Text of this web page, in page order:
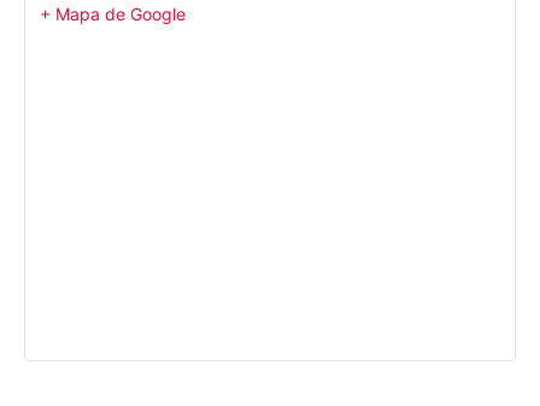
+ Mapa de Google